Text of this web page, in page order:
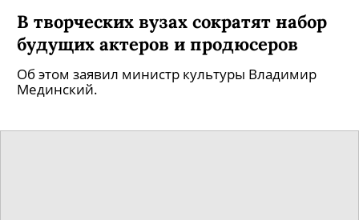
В творческих вузах сократят набор
будущих актеров и продюсеров
Об этом заявил министр культуры Владимир
Мединский.